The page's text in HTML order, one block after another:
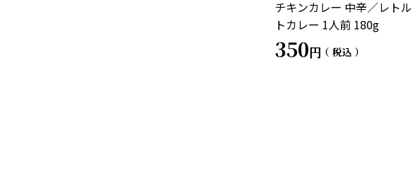
チキンカレー 中辛／レトル
トカレー 1人前 180g
350 税込